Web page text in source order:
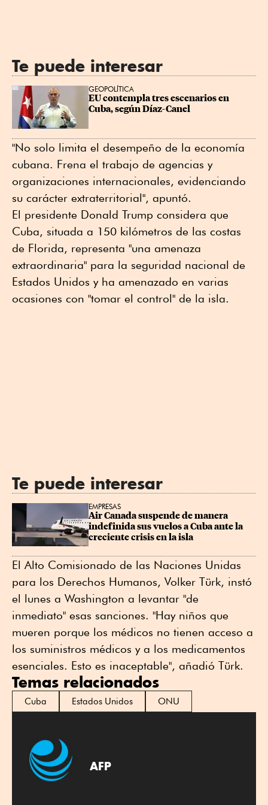
Te puede interesar
GEOPOLÍTICA
EU contempla tres escenarios en
Cuba, según Díaz-Canel
"No solo limita el desempeño de la economía
cubana. Frena el trabajo de agencias y
organizaciones internacionales, evidenciando
su carácter extraterritorial", apuntó.
El presidente Donald Trump considera que
Cuba, situada a 150 kilómetros de las costas
de Florida, representa "una amenaza
extraordinaria" para la seguridad nacional de
Estados Unidos y ha amenazado en varias
ocasiones con "tomar el control" de la isla.
Te puede interesar
EMPRESAS
Air Canada suspende de manera
indefinida sus vuelos a Cuba ante la
creciente crisis en la isla
El Alto Comisionado de las Naciones Unidas
para los Derechos Humanos, Volker Türk, instó
el lunes a Washington a levantar "de
inmediato" esas sanciones. "Hay niños que
mueren porque los médicos no tienen acceso a
los suministros médicos y a los medicamentos
esenciales. Esto es inaceptable", añadió Türk.
Temas relacionados
Cuba Estados Unidos ONU
AFP